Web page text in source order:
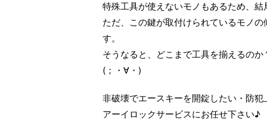
特殊工具が使えないモノもあるため、
ただ、この鍵が取付けられているモノ
す。
そうなると、どこまで工具を揃えるの
(；・∀・)
非破壊でエースキーを開錠したい・防
アーイロックサービスにお任せ下さい♪